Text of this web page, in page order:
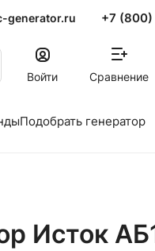
generator.ru +7
Войти Сравнение
Подобрать генератор
Исток